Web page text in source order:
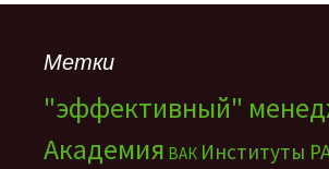
Метки
"эффективный"
Академия ВАК Институты